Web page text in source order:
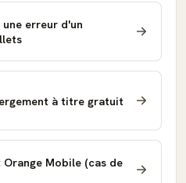
erreur d'un
à titre gratuit
Mobile (cas de